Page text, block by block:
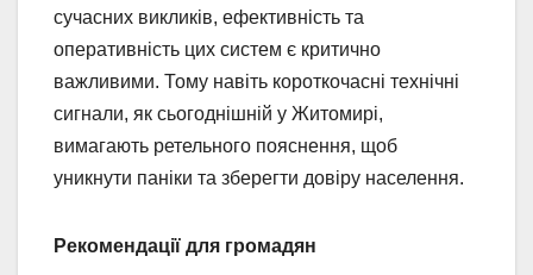
сучасних викликів, ефективність та
оперативність цих систем є критично
важливими. Тому навіть короткочасні технічні
сигнали, як сьогоднішній у Житомирі,
вимагають ретельного пояснення, щоб
уникнути паніки та зберегти довіру населення.
Рекомендації для громадян